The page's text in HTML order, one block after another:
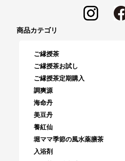
商品カテゴリ
ご縁授茶
ご縁授茶お試し
ご縁授茶定期購入
調爽源
海命丹
美豆丹
養紅仙
堀ママ季節の風水薬膳茶
入浴剤